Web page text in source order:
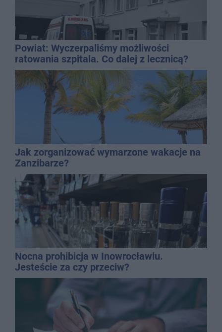
Powiat: Wyczerpaliśmy możliwości
ratowania szpitala. Co dalej z lecznicą?
Jak zorganizować wymarzone wakacje na
Zanzibarze?
Nocna prohibicja w Inowrocławiu.
Jesteście za czy przeciw?